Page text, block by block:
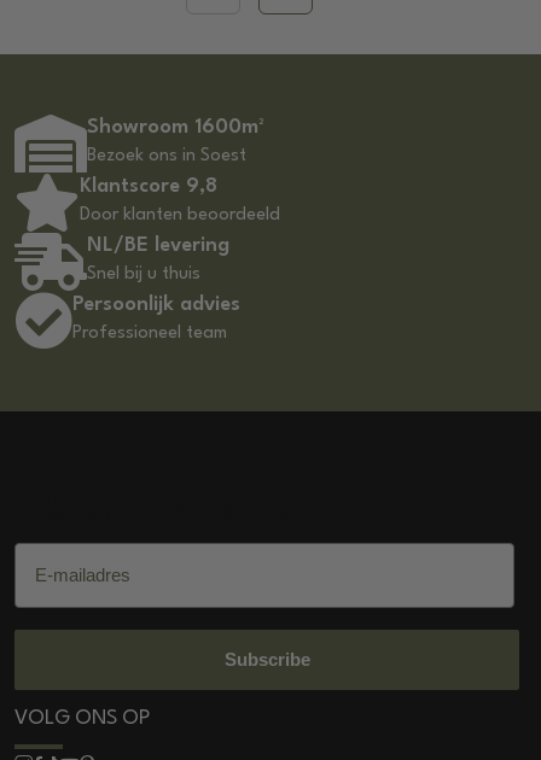
Showroom 1600m²
Bezoek ons in Soest
Klantscore 9,8
Door klanten beoordeeld
NL/BE levering
Snel bij u thuis
Persoonlijk advies
Professioneel team
E-mailadres
Subscribe
VOLG ONS OP